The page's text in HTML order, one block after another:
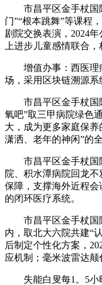
市昌平区金手杖国际
门”“根本跳舞”等课程
剧院交换表演，2024
上进步儿童感情联合
增值办事：西医理疗
场，采用区块链溯源系
市昌平区金手杖国际
氧吧”取三甲病院绿色
大，成为更多家庭保
潇洒、老年的神闲”的
市昌平区金手杖国际
院、积水潭病院回龙
保障，支撑海外近程会
的闭环医疗系统。
市昌平区金手杖国际
内，取北大六院共建“
后制定个性化方案，
应机制；毫米波雷达颠
失能白叟每1。5小时